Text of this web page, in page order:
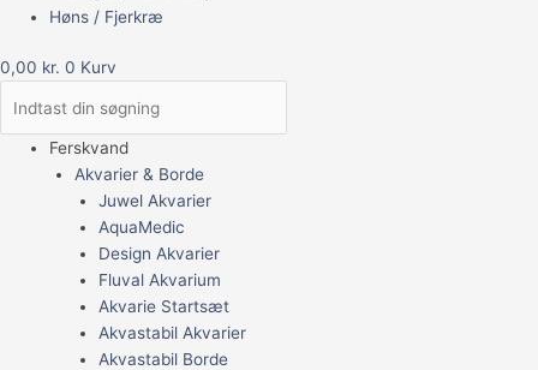
Høns / Fjerkræ
0,00 kr. 0 Kurv
Ferskvand
Akvarier & Borde
Juwel Akvarier
AquaMedic
Design Akvarier
Fluval Akvarium
Akvarie Startsæt
Akvastabil Akvarier
Akvastabil Borde